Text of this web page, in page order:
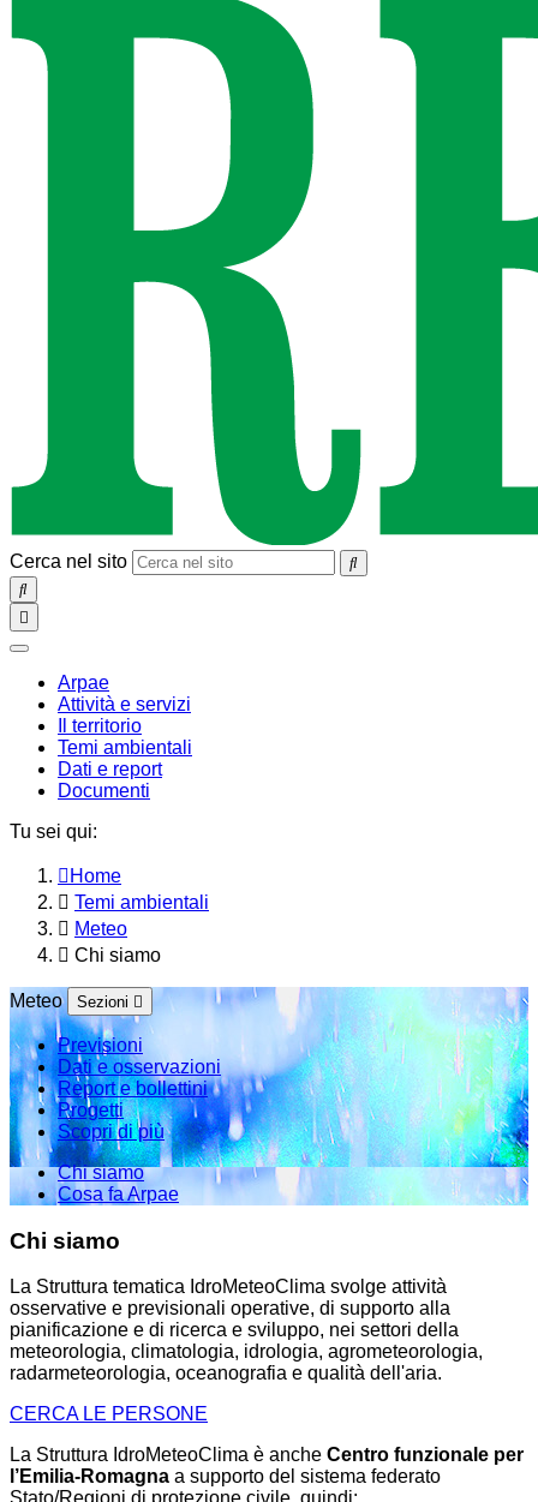
Cerca nel sito
SEARCH
Toggle
navigation
chiudi
Arpae
Attività e servizi
Il territorio
Temi ambientali
Dati e report
Documenti
Tu sei qui:
Home
Temi ambientali
Meteo
Chi siamo
Meteo Sezioni
Previsioni
Dati e osservazioni
Report e bollettini
Progetti
Scopri di più
Chi siamo
Cosa fa Arpae
Chi siamo
La Struttura tematica IdroMeteoClima svolge attività
osservative e previsionali operative, di supporto alla
pianificazione e di ricerca e sviluppo, nei settori della
meteorologia, climatologia, idrologia, agrometeorologia,
radarmeteorologia, oceanografia e qualità dell'aria.
CERCA LE PERSONE
La Struttura IdroMeteoClima è anche Centro funzionale per
l’Emilia-Romagna a supporto del sistema federato